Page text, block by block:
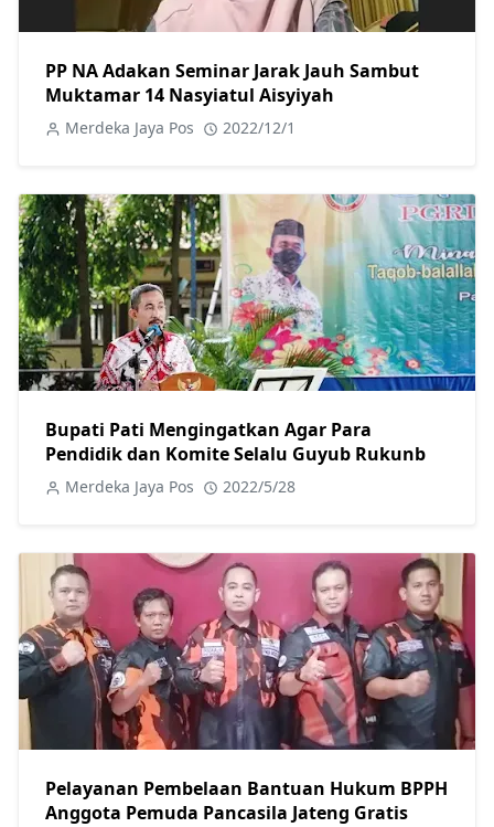
PP NA Adakan Seminar Jarak Jauh Sambut
Muktamar 14 Nasyiatul Aisyiyah
Merdeka Jaya Pos 2022/12/1
Bupati Pati Mengingatkan Agar Para
Pendidik dan Komite Selalu Guyub Rukunb
Merdeka Jaya Pos 2022/5/28
Pelayanan Pembelaan Bantuan Hukum BPPH
Anggota Pemuda Pancasila Jateng Gratis